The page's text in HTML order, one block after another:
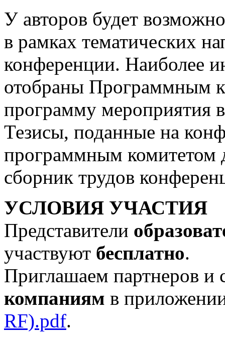
У авторов будет
в рамках тематических
конференции. Наиболее
отобраны Программным
программу мероприятия
Тезисы, поданные на
программным комитетом
сборник трудов
УСЛОВИЯ УЧАСТИЯ
Представители
участвуют бесплатно.
Приглашаем партнеров и
компаниям в
RF).pdf.